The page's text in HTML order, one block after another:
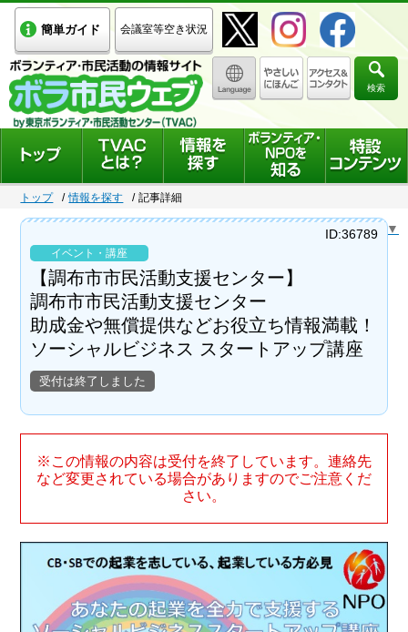
簡単ガイド 会議室等空き状況
検索
トップ 情報を探す 記事詳細
Select Language ▼
イベント・講座
【調布市市民活動支援センター】
調布市市民活動支援センター
助成⾦や無償提供などお役立ち情報満載！
ソーシャルビジネス スタートアップ講座
受付は終了しました
ID:36789
※この情報の内容は受付を終了しています。連絡先
など変更されている場合がありますのでご注意くだ
さい。